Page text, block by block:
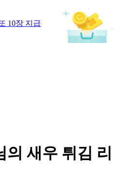
10장 지급
의 새우 튀김 리